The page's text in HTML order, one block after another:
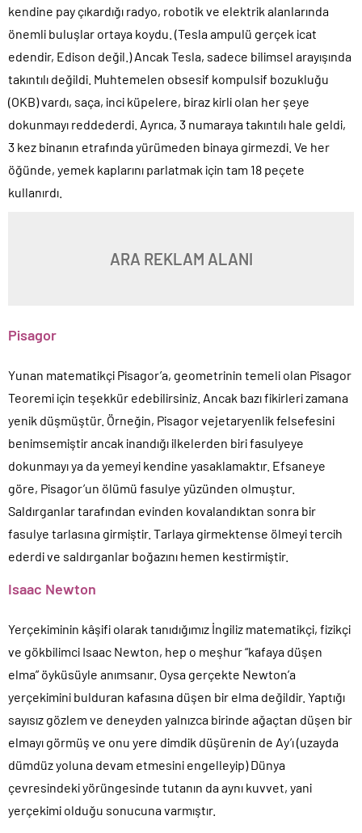
kendine pay çıkardığı radyo, robotik ve elektrik alanlarında
önemli buluşlar ortaya koydu. (Tesla ampulü gerçek icat
edendir, Edison değil.) Ancak Tesla, sadece bilimsel arayışında
takıntılı değildi. Muhtemelen obsesif kompulsif bozukluğu
(OKB) vardı, saça, inci küpelere, biraz kirli olan her şeye
dokunmayı reddederdi. Ayrıca, 3 numaraya takıntılı hale geldi,
3 kez binanın etrafında yürümeden binaya girmezdi. Ve her
öğünde, yemek kaplarını parlatmak için tam 18 peçete
kullanırdı.
ARA REKLAM ALANI
Pisagor
Yunan matematikçi Pisagor’a, geometrinin temeli olan Pisagor
Teoremi için teşekkür edebilirsiniz. Ancak bazı fikirleri zamana
yenik düşmüştür. Örneğin, Pisagor vejetaryenlik felsefesini
benimsemiştir ancak inandığı ilkelerden biri fasulyeye
dokunmayı ya da yemeyi kendine yasaklamaktır. Efsaneye
göre, Pisagor’un ölümü fasulye yüzünden olmuştur.
Saldırganlar tarafından evinden kovalandıktan sonra bir
fasulye tarlasına girmiştir. Tarlaya girmektense ölmeyi tercih
ederdi ve saldırganlar boğazını hemen kestirmiştir.
Isaac Newton
Yerçekiminin kâşifi olarak tanıdığımız İngiliz matematikçi, fizikçi
ve gökbilimci Isaac Newton, hep o meşhur “kafaya düşen
elma” öyküsüyle anımsanır. Oysa gerçekte Newton’a
yerçekimini bulduran kafasına düşen bir elma değildir. Yaptığı
sayısız gözlem ve deneyden yalnızca birinde ağaçtan düşen bir
elmayı görmüş ve onu yere dimdik düşürenin de Ay’ı (uzayda
dümdüz yoluna devam etmesini engelleyip) Dünya
çevresindeki yörüngesinde tutanın da aynı kuvvet, yani
yerçekimi olduğu sonucuna varmıştır.